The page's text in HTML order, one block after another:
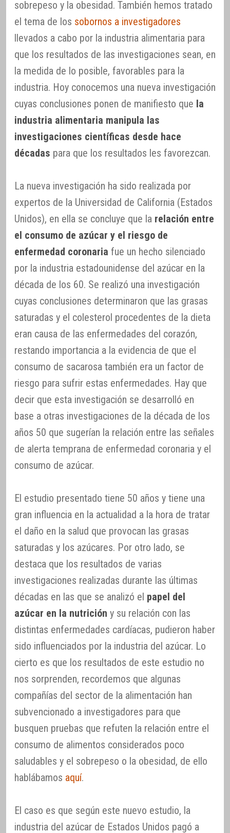
sobrepeso y la obesidad. También hemos tratado
el tema de los sobornos a investigadores
llevados a cabo por la industria alimentaria para
que los resultados de las investigaciones sean, en
la medida de lo posible, favorables para la
industria. Hoy conocemos una nueva investigación
cuyas conclusiones ponen de manifiesto que la
industria alimentaria manipula las
investigaciones científicas desde hace
décadas para que los resultados les favorezcan.
La nueva investigación ha sido realizada por
expertos de la Universidad de California (Estados
Unidos), en ella se concluye que la relación entre
el consumo de azúcar y el riesgo de
enfermedad coronaria fue un hecho silenciado
por la industria estadounidense del azúcar en la
década de los 60. Se realizó una investigación
cuyas conclusiones determinaron que las grasas
saturadas y el colesterol procedentes de la dieta
eran causa de las enfermedades del corazón,
restando importancia a la evidencia de que el
consumo de sacarosa también era un factor de
riesgo para sufrir estas enfermedades. Hay que
decir que esta investigación se desarrolló en
base a otras investigaciones de la década de los
años 50 que sugerían la relación entre las señales
de alerta temprana de enfermedad coronaria y el
consumo de azúcar.
El estudio presentado tiene 50 años y tiene una
gran influencia en la actualidad a la hora de tratar
el daño en la salud que provocan las grasas
saturadas y los azúcares. Por otro lado, se
destaca que los resultados de varias
investigaciones realizadas durante las últimas
décadas en las que se analizó el papel del
azúcar en la nutrición y su relación con las
distintas enfermedades cardíacas, pudieron haber
sido influenciados por la industria del azúcar. Lo
cierto es que los resultados de este estudio no
nos sorprenden, recordemos que algunas
compañías del sector de la alimentación han
subvencionado a investigadores para que
busquen pruebas que refuten la relación entre el
consumo de alimentos considerados poco
saludables y el sobrepeso o la obesidad, de ello
hablábamos aquí.
El caso es que según este nuevo estudio, la
industria del azúcar de Estados Unidos pagó a